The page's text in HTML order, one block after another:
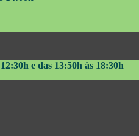
e das 13:50h às 18:30h